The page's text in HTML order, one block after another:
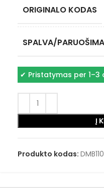
ORIGINALO KODAS
SPALVA/
✔ Pristatymas per 1–3
Į
Produkto kodas: